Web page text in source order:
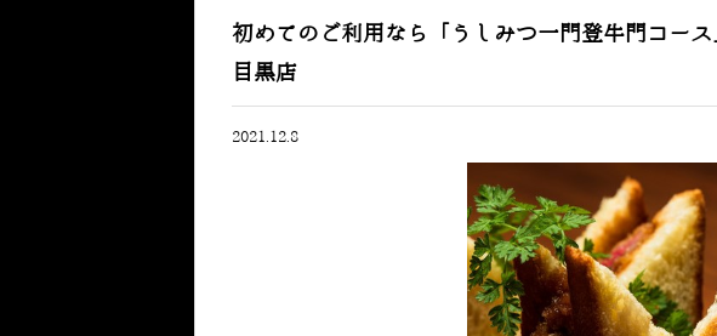
初めてのご利用なら「うしみつ一門登牛門コー
目黒店
2021.12.8